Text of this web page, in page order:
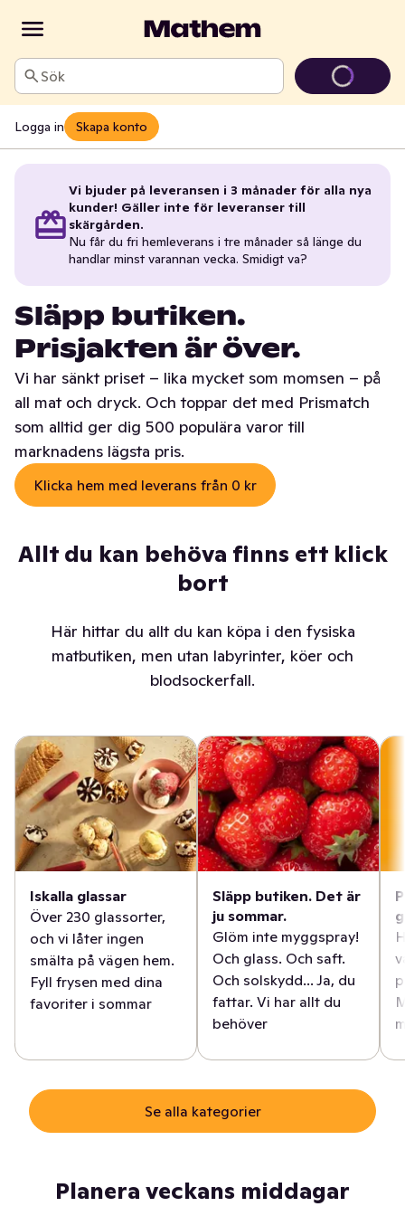
Sök
Logga in Skapa konto
Vi bjuder på leveransen i 3 månader för alla nya
kunder! Gäller inte för leveranser till
skärgården.
Nu får du fri hemleverans i tre månader så länge du
handlar minst varannan vecka. Smidigt va?
Släpp butiken.
Prisjakten är över.
Vi har sänkt priset – lika mycket som momsen – på
all mat och dryck. Och toppar det med Prismatch
som alltid ger dig 500 populära varor till
marknadens lägsta pris.
Klicka hem med leverans från 0 kr
Allt du kan behöva finns ett klick
bort
Här hittar du allt du kan köpa i den fysiska
matbutiken, men utan labyrinter, köer och
blodsockerfall.
Iskalla glassar
Över 230 glassorter,
och vi låter ingen
smälta på vägen hem.
Fyll frysen med dina
favoriter i sommar
Släpp butiken. Det är
ju sommar.
Glöm inte myggspray!
Och glass. Och saft.
Och solskydd... Ja, du
fattar. Vi har allt du
behöver
Se alla kategorier
Planera veckans middagar